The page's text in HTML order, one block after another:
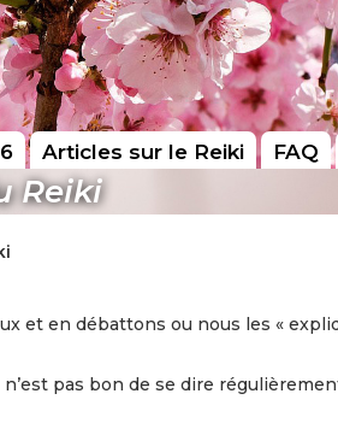
Articles sur le Reiki FAQ
Reiki
et en débattons ou nous les «
pas bon de se dire